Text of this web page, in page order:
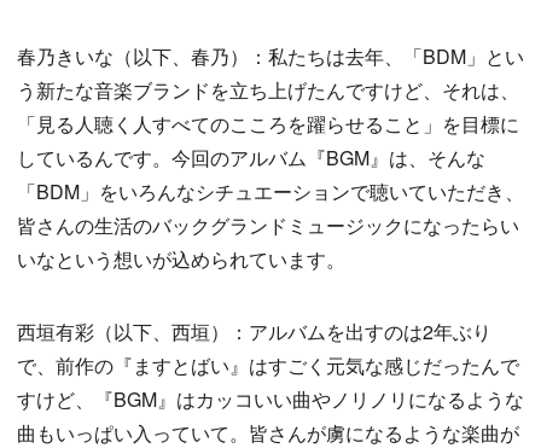
春乃きいな（以下、春乃）：私たちは去年、「BDM」とい
う新たな音楽ブランドを立ち上げたんですけど、それは、
「見る人聴く人すべてのこころを躍らせること」を目標に
しているんです。今回のアルバム『BGM』は、そんな
「BDM」をいろんなシチュエーションで聴いていただき、
皆さんの生活のバックグランドミュージックになったらい
いなという想いが込められています。
西垣有彩（以下、西垣）：アルバムを出すのは2年ぶり
で、前作の『ますとばい』はすごく元気な感じだったんで
すけど、『BGM』はカッコいい曲やノリノリになるような
曲もいっぱい入っていて。皆さんが虜になるような楽曲が